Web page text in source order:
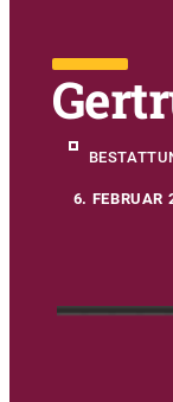
6. FEBRUAR